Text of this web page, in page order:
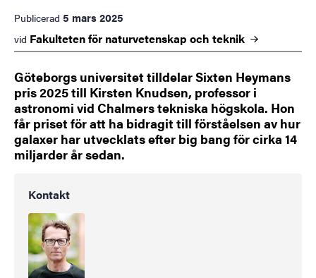
Publicerad 5 mars 2025
vid Fakulteten för naturvetenskap och teknik
Göteborgs universitet tilldelar Sixten Heymans
pris 2025 till Kirsten Knudsen, professor i
astronomi vid Chalmers tekniska högskola. Hon
får priset för att ha bidragit till förståelsen av hur
galaxer har utvecklats efter big bang för cirka 14
miljarder år sedan.
Kontakt